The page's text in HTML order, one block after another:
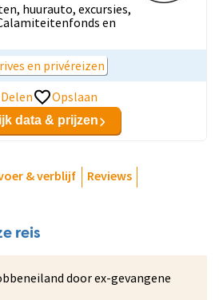
huurauto, excursies,
en
en privéreizen
Delen
Opslaan
data & prijzen
& verblijf
Reviews
reis
door ex-gevangene